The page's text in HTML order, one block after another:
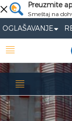
Preuzmite
Smeštaj na
OGLAŠAVANJE
Previous